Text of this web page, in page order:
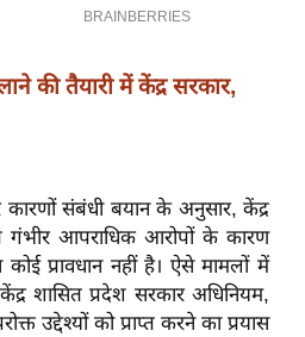
की तैयारी में केंद्र सरकार,
संबंधी बयान के अनुसार, केंद्र
गंभीर आपराधिक आरोपों के कारण
प्रावधान नहीं है। ऐसे मामलों में
शासित प्रदेश सरकार अधिनियम,
उद्देश्यों को प्राप्त करने का प्रयास